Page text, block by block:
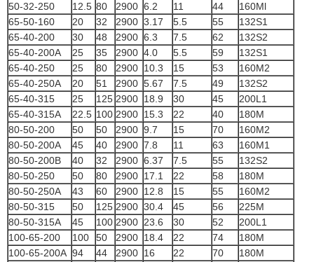
50-32-250
12.5 80 2900 6.2 11 44
160Ml
65-50-160
20 32 2900 3.17 5.5 55
132S1
65-40-200
30 48 2900 6.3 7.5 62
132S2
65-40-200A
25 35 2900 4.0 5.5 59
132S1
65-40-250
25 80 2900 10.3 15 53
160M2
65-40-250A
20 51 2900 5.67 7.5 49
132S2
65-40-315
25 125 2900 18.9 30 45
200L1
65-40-315A
22.5 100 2900 15.3 22 40
180M
80-50-200
50 50 2900 9.7 15 70
160M2
80-50-200A
45 40 2900 7.8 11 63
160M1
80-50-200B
40 32 2900 6.37 7.5 55
132S2
80-50-250
50 80 2900 17.1 22 58
180M
80-50-250A
43 60 2900 12.8 15 55
160M2
80-50-315
50 125 2900 30.4 45 56
225M
80-50-315A
45 100 2900 23.6 30 52
200L1
100-65-200
100 50 2900 18.4 22 74
180M
100-65-200A 94 44 2900 16 22 70
180M